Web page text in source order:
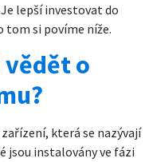
lepší investovat do
tom si povíme níže.
vědět o
která se nazývají
jsou instalovány ve fázi